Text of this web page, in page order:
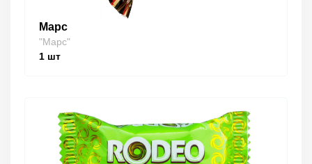
Марс
"Марс"
1 шт